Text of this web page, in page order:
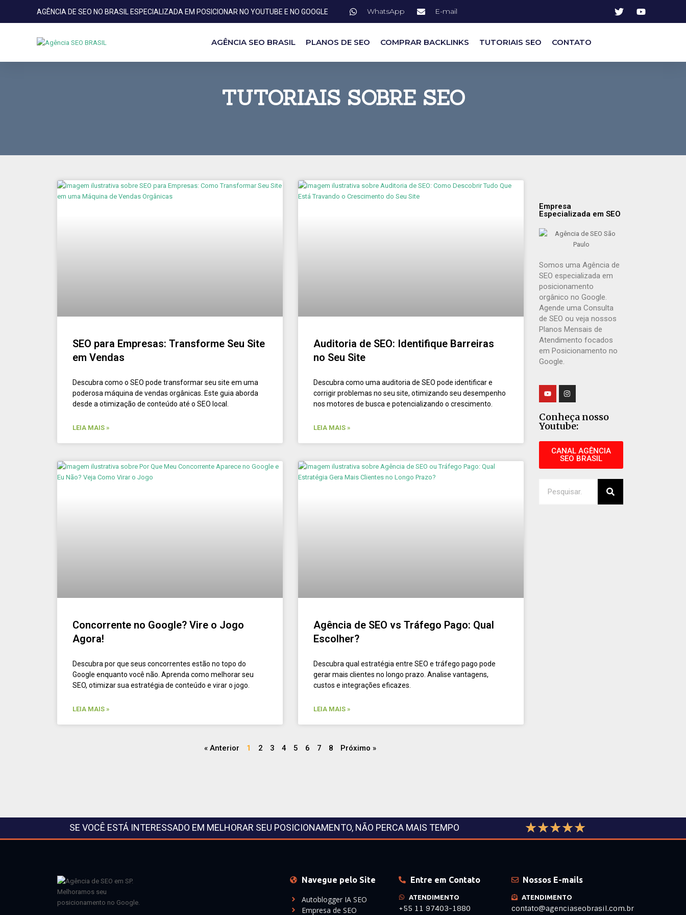
AGÊNCIA DE SEO NO BRASIL ESPECIALIZADA EM POSICIONAR NO YOUTUBE E NO GOOGLE WhatsApp E-mail
AGÊNCIA SEO BRASIL PLANOS DE SEO COMPRAR BACKLINKS TUTORIAIS SEO CONTATO
TUTORIAIS SOBRE SEO
SEO para Empresas: Transforme Seu Site
em Vendas
Descubra como o SEO pode transformar seu site em uma
poderosa máquina de vendas orgânicas. Este guia aborda
desde a otimização de conteúdo até o SEO local.
LEIA MAIS »
Auditoria de SEO: Identifique Barreiras
no Seu Site
Descubra como uma auditoria de SEO pode identificar e
corrigir problemas no seu site, otimizando seu desempenho
nos motores de busca e potencializando o crescimento.
LEIA MAIS »
Concorrente no Google? Vire o Jogo
Agora!
Descubra por que seus concorrentes estão no topo do
Google enquanto você não. Aprenda como melhorar seu
SEO, otimizar sua estratégia de conteúdo e virar o jogo.
LEIA MAIS »
Agência de SEO vs Tráfego Pago: Qual
Escolher?
Descubra qual estratégia entre SEO e tráfego pago pode
gerar mais clientes no longo prazo. Analise vantagens,
custos e integrações eficazes.
LEIA MAIS »
« Anterior 1 2 3 4 5 6 7 8 Próximo »
Empresa
Especializada em SEO
Somos uma Agência de
SEO especializada em
posicionamento
orgânico no Google.
Agende uma Consulta
de SEO ou veja nossos
Planos Mensais de
Atendimento focados
em Posicionamento no
Google.
Conheça nosso
Youtube:
CANAL AGÊNCIA
SEO BRASIL
SE VOCÊ ESTÁ INTERESSADO EM MELHORAR SEU POSICIONAMENTO, NÃO PERCA MAIS TEMPO ☆☆☆☆☆
Navegue pelo Site
Autoblogger IA SEO
Empresa de SEO
Entre em Contato
ATENDIMENTO
+55 11 97403-1880
Nossos E-mails
ATENDIMENTO
contato@agenciaseobrasil.com.br